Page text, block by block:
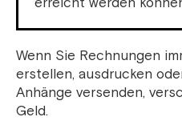
Wenn Sie Rechnungen
erstellen, ausdrucken
Anhänge versenden,
Geld.